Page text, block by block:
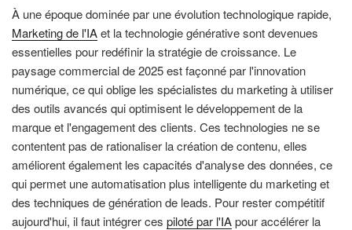
À une époque dominée par une évolution technologique rapide,
Marketing de l'IAet la technologie générative sont devenues
essentielles pour redéfinir la stratégie de croissance. Le
paysage commercial de 2025 est façonné par l'innovation
numérique, ce qui oblige les spécialistes du marketing à utiliser
des outils avancés qui optimisent le développement de la
marque et l'engagement des clients. Ces technologies ne se
contentent pas de rationaliser la création de contenu, elles
améliorent également les capacités d'analyse des données, ce
qui permet une automatisation plus intelligente du marketing et
des techniques de génération de leads. Pour rester compétitif
aujourd'hui, il faut intégrer ces piloté par l'IApour accélérer la